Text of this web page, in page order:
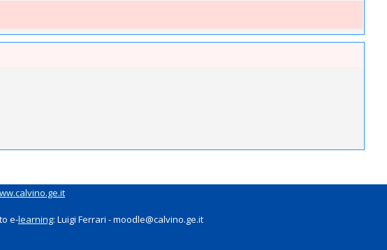
e-learning: Luigi Ferrari - moodle@calvino.ge.it